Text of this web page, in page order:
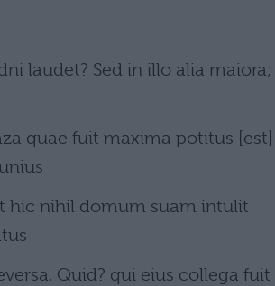
laudet? Sed in illo alia maiora;
quae fuit maxima potitus [est]
hic nihil domum suam intulit
Quid? qui eius collega fuit